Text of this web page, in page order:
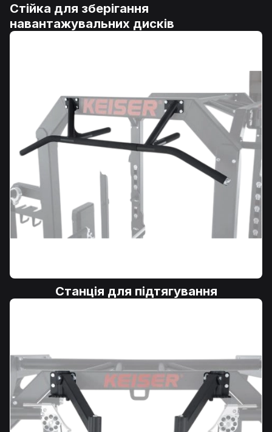
Стійка для зберігання
навантажувальних дисків
Станція для підтягування